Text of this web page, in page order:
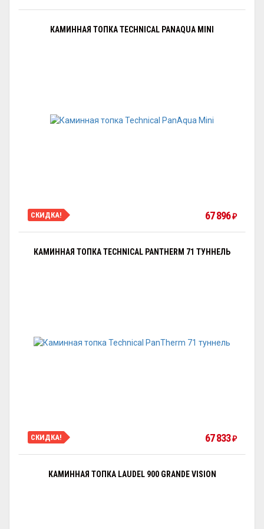
КАМИННАЯ ТОПКА TECHNICAL PANAQUA MINI
СКИДКА! 67 896₽
КАМИННАЯ ТОПКА TECHNICAL PANTHERM 71 ТУННЕЛЬ
СКИДКА! 67 833₽
КАМИННАЯ ТОПКА LAUDEL 900 GRANDE VISION